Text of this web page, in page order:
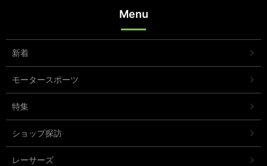
Menu
新着
モータースポーツ
特集
ショップ探訪
レーサーズ